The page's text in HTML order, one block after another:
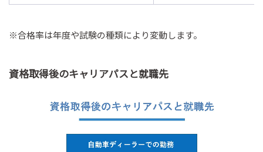
※合格率は年度や試験の種類により変動します。
資格取得後のキャリアパスと就職先